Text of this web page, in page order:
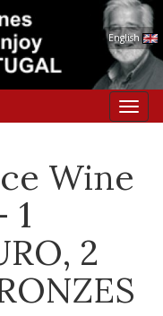
English
Wine
1
2